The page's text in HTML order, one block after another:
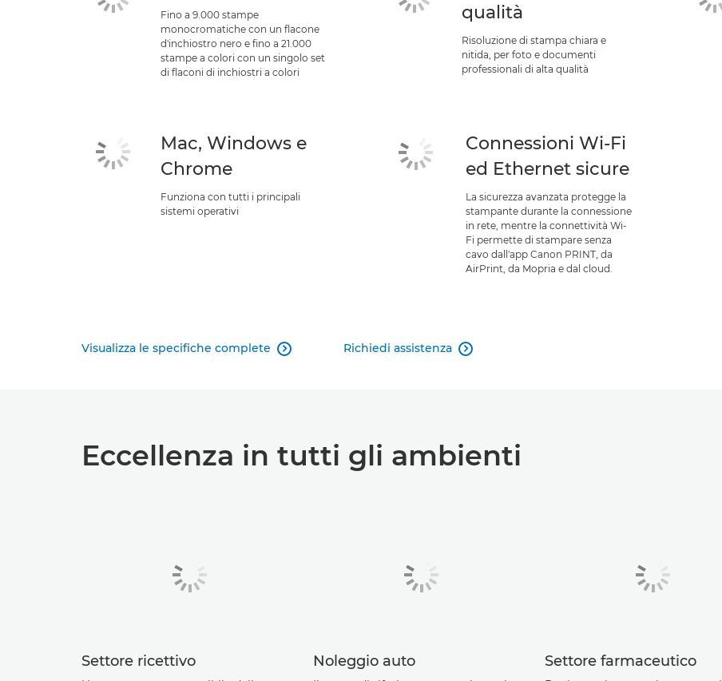
Fino a 9.000 stampe
monocromatiche con un flacone
d'inchiostro nero e fino a 21.000
stampe a colori con un singolo set
di flaconi di inchiostri a colori
qualità
Risoluzione di stampa chiara e
nitida, per foto e documenti
professionali di alta qualità
Mac, Windows e
Chrome
Funziona con tutti i principali
sistemi operativi
Connessioni Wi-Fi
ed Ethernet sicure
La sicurezza avanzata protegge la
stampante durante la connessione
in rete, mentre la connettività Wi-
Fi permette di stampare senza
cavo dall'app Canon PRINT, da
AirPrint, da Mopria e dal cloud.
Visualizza le specifiche complete  Richiedi assistenza 
Eccellenza in tutti gli ambienti
Settore ricettivo Noleggio auto Settore farmaceutico